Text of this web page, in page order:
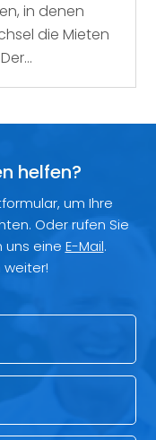
in denen
die Mieten
helfen?
um Ihre
Oder rufen Sie
uns eine E-Mail.
weiter!